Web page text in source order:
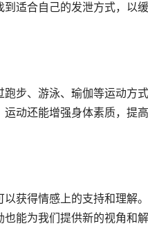
合自己的发泄方式，以
、游泳、瑜伽等运动方
动还能增强身体素质，提
得情感上的支持和理解
能为我们提供新的视角和解